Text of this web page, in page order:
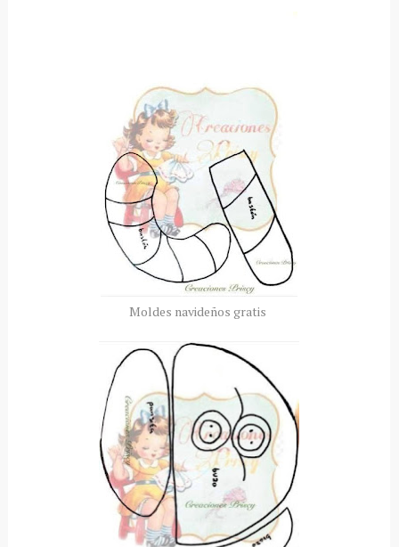
Moldes navideños gratis